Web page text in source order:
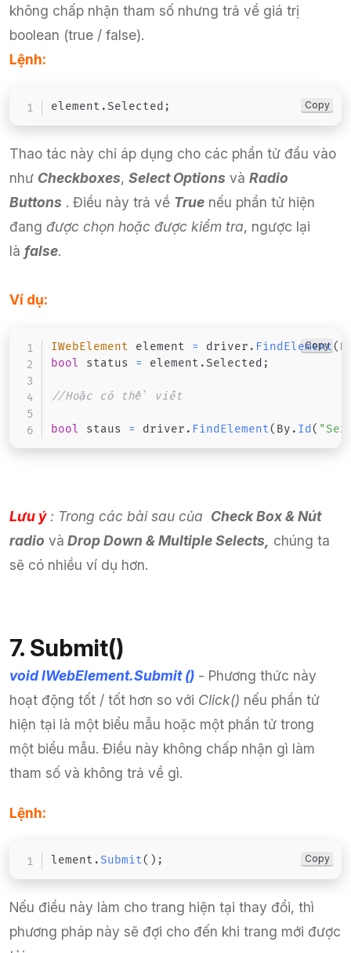
không chấp nhận tham số nhưng trả về giá trị
boolean (true / false).
Lệnh:
element .Selected ; Copy
Thao tác này chỉ áp dụng cho các phần tử đầu vào
như Checkboxes, Select Options và Radio
Buttons . Điều này trả về True nếu phần tử hiện
đang được chọn hoặc được kiểm tra, ngược lại
là false.
Ví dụ:
IWebElement element = driver . FindElement(
bool
status = element .Selected ;
//Hoặc có thể viết
bool staus = driver . FindElement( By . Id (
Copy
Lưu ý: Trong các bài sau của Check Box & Nút
radio và Drop Down & Multiple Selects,
chúng ta
sẽ có nhiều ví dụ hơn.
7. Submit()
void IWebElement.Submit () - Phương thức này
hoạt động tốt / tốt hơn so với Click() nếu phần tử
hiện tại là một biểu mẫu hoặc một phần tử trong
một biểu mẫu. Điều này không chấp nhận gì làm
tham số và không trả về gì.
Lệnh:
lement .Submit( ) ; Copy
Nếu điều này làm cho trang hiện tại thay đổi, thì
phương pháp này sẽ đợi cho đến khi trang mới được